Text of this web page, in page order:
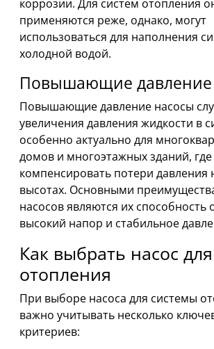
коррозии. Для систем отопления
применяются реже, однако, могут
использоваться для наполнения
холодной водой.
Повышающие давление
Повышающие давление насосы
увеличения давления жидкости в
особенно актуально для
домов и многоэтажных зданий,
компенсировать потери давления
высотах. Основными
насосов являются их способность
высокий напор и стабильное
Как выбрать насос
отопления
При выборе насоса для системы
важно учитывать несколько
критериев: